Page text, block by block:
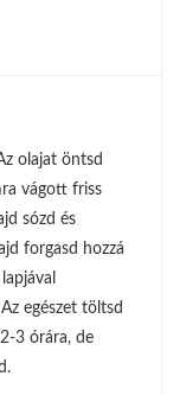
olajat öntsd
vágott friss
sózd és
forgasd hozzá
egészet töltsd
3 órára, de